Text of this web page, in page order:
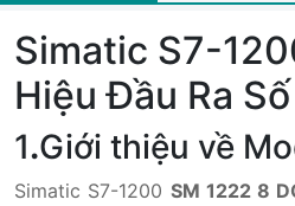
Simatic S7-
Hiệu Đầu Ra
1.Giới thiệu về
Simatic S7-1200 SM 1222 8